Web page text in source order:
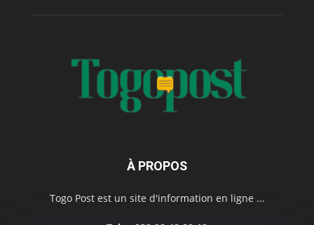
À PROPOS
Togo Post est un site d'information en ligne ...